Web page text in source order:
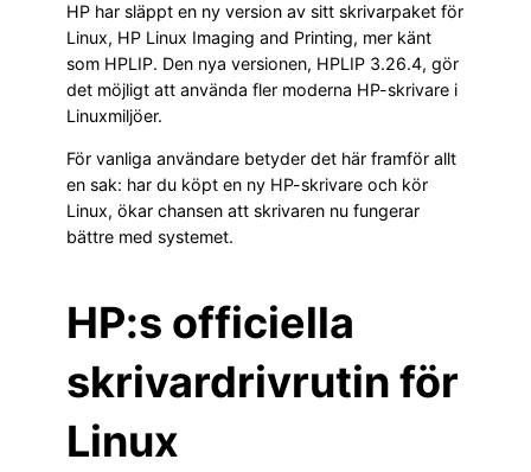
HP har släppt en ny version av sitt skrivarpaket för
Linux, HP Linux Imaging and Printing, mer känt
som HPLIP. Den nya versionen, HPLIP 3.26.4, gör
det möjligt att använda fler moderna HP-skrivare i
Linuxmiljöer.
För vanliga användare betyder det här framför allt
en sak: har du köpt en ny HP-skrivare och kör
Linux, ökar chansen att skrivaren nu fungerar
bättre med systemet.
HP:s officiella
skrivardrivrutin för
Linux